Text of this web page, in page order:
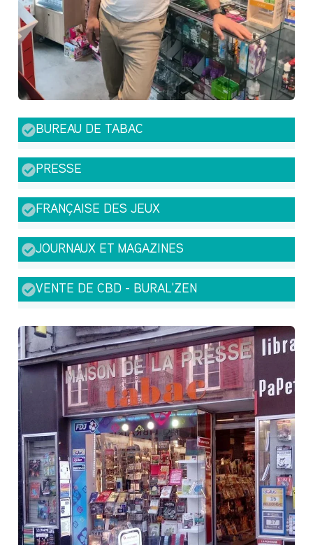
BUREAU DE TABAC
PRESSE
FRANÇAISE DES JEUX
JOURNAUX ET MAGAZINES
VENTE DE CBD - BURAL'ZEN